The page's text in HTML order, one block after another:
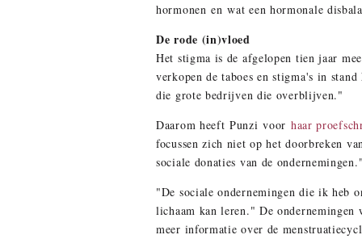
hormonen en wat een hormonale
De rode (in)vloed
Het stigma is de afgelopen tien jaar
verkopen de taboes en stigma's in
die grote bedrijven die overblijven."
Daarom heeft Punzi voor haar
focussen zich niet op het doorbreken
sociale donaties van de
"De sociale ondernemingen die ik heb
lichaam kan leren." De
meer informatie over de